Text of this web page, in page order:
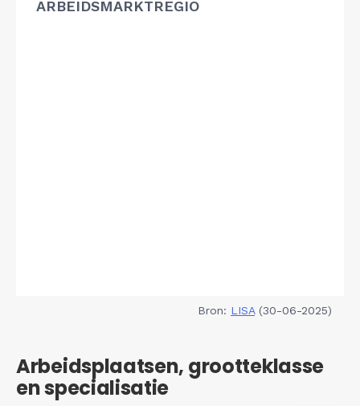
ARBEIDSMARKTREGIO
Bron: LISA(30-06-2025)
Arbeidsplaatsen, grootteklasse
en specialisatie